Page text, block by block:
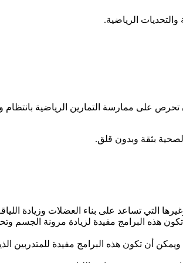
الرياضية.
على ممارسة التمارين الرياضية بانتظام
بثقة وبدون قلق.
التي تساعد على بناء العضلات وزيادة
هذه البرامج مفيدة لزيادة مرونة الجسم
أن تكون هذه البرامج مفيدة للمتدربين